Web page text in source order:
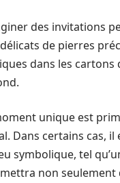
des invitations
de pierres
dans les
unique est
Dans certains cas,
symbolique, tel
non